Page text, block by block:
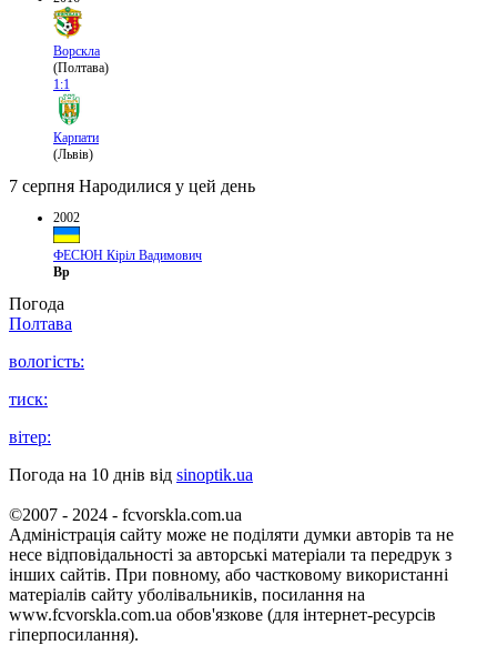
Ворскла
(Полтава)
1:1
Карпати
(Львів)
7 серпня Народилися у цей день
2002
ФЕСЮН Кіріл Вадимович
Вр
Погода
Полтава
вологість:
тиск:
вітер:
Погода на 10 днів від sinoptik.ua
©2007 - 2024 - fcvorskla.com.ua
Адміністрація сайту може не поділяти думки авторів та не
несе відповідальності за авторські матеріали та передрук з
інших сайтів. При повному, або частковому використанні
матеріалів сайту уболівальників, посилання на
www.fcvorskla.com.ua обов'язкове (для інтернет-ресурсів
гіперпосилання).